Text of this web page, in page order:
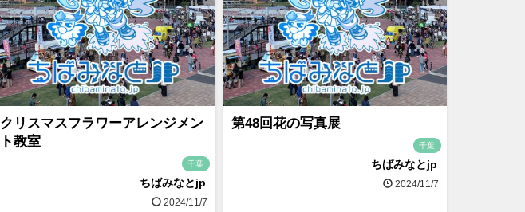
クリスマスフラワーアレンジメン
ト教室
千葉
ちばみなとjp
2024/11/7
第48回花の写真展
千葉
ちばみなとjp
2024/11/7